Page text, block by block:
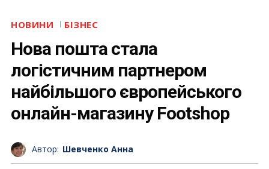
НОВИНИ БІЗНЕС
Нова пошта стала
логістичним партнером
найбільшого європейського
онлайн-магазину Footshop
Автор: Шевченко Анна